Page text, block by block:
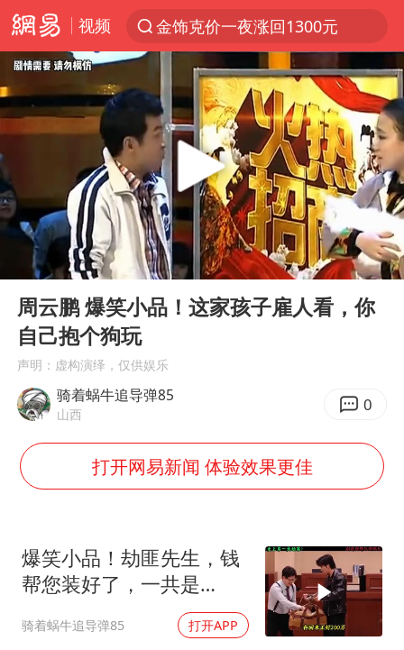
视频
金饰克价一夜涨回1300元
解锁各地夏日限定体验
峰哥 汪海林
西湖突现狂风暴雨 游客瞬间被浇透
富婆带资进组给自己硬加60多场吻戏
河南重大刑事案嫌疑人落网
黄金创今年来最大单周涨幅
视频丨中国东方电气集团原党组副书记、董事宋致远被查
梁家辉：到内地拍戏不是北上是回归
酒店回应车内过夜被收150元
“不怕六爷挂得多 就怕六爷挂一颗”
牛津大学一纸声明甩不了锅
网传《披荆斩棘2026》名单
女主硬加吻戏短剧已下架
浙江台州《告全体市民书》
香港宏福苑火灾或由烟头引起
Play
00:00 07:52
周云鹏 爆笑小品！这家孩子雇人看，你
自己抱个狗玩
声明：虚构演绎，仅供娱乐
骑着蜗牛追导弹85
山西 0
打开网易新闻 体验效果更佳
爆笑小品！劫匪先生，钱
帮您装好了，一共是
1993000，这咋有零有整
的？
骑着蜗牛追导弹85 打开APP